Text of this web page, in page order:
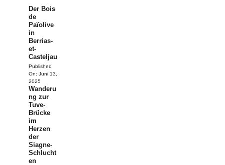
Der Bois
de
Païolive
in
Berrias-
et-
Casteljau
Published
On: Juni 13,
2025
Wanderu
ng zur
Tuve-
Brücke
im
Herzen
der
Siagne-
Schlucht
en